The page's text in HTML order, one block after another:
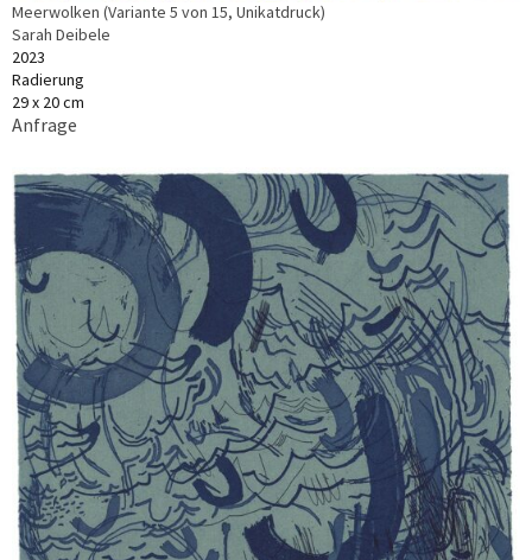
Meerwolken (Variante 5 von 15, Unikatdruck)
Sarah Deibele
2023
Radierung
29 x 20 cm
Anfrage